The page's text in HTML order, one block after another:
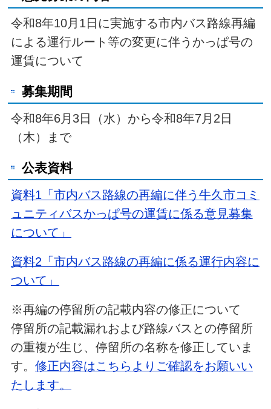
令和8年10月1日に実施する市内バス路線再編
による運行ルート等の変更に伴うかっぱ号の
運賃について
募集期間
令和8年6月3日（水）から令和8年7月2日
（木）まで
公表資料
資料1「市内バス路線の再編に伴う牛久市コミ
ュニティバスかっぱ号の運賃に係る意見募集
について」
資料2「市内バス路線の再編に係る運行内容に
ついて」
※再編の停留所の記載内容の修正について
停留所の記載漏れおよび路線バスとの停留所
の重複が生じ、停留所の名称を修正していま
す。 修正内容はこちらよりご確認をお願いい
たします。